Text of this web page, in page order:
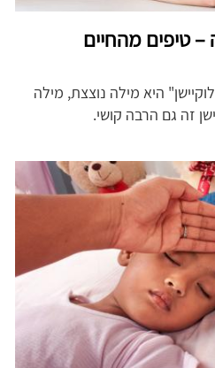
– טיפים מהחיים
היא מילה נוצצת, מילה
זה גם הרבה קושי.